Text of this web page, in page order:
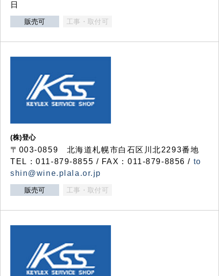
日
販売可 工事・取付可
(株)登心
〒003-0859 北海道札幌市白石区川北2293番地
TEL：011-879-8855 / FAX：011-879-8856 / to
shin@wine.plala.or.jp
販売可 工事・取付可